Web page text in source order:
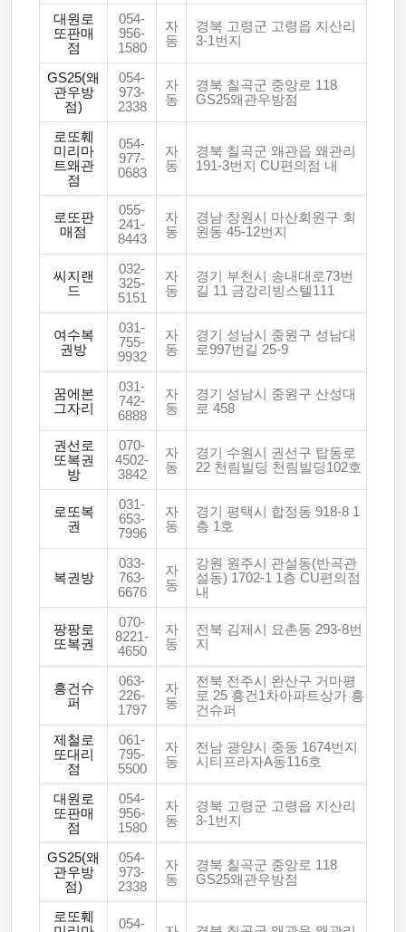
대원로
또판매
점
054-
956-
1580
자
동
경북 고령군 고령읍 지산리
3-1번지
GS25(왜
관우방
점)
054-
973-
2338
자
동
경북 칠곡군 중앙로 118
GS25왜관우방점
로또훼
미리마
트왜관
점
054-
977-
0683
자
동
경북 칠곡군 왜관읍 왜관리
191-3번지 CU편의점 내
로또판
매점
055-
241-
8443
자
동
경남 창원시 마산회원구 회
원동 45-12번지
씨지랜
드
032-
325-
5151
자
동
경기 부천시 송내대로73번
길 11 금강리빙스텔111
여수복
권방
031-
755-
9932
자
동
경기 성남시 중원구 성남대
로997번길 25-9
꿈에본
그자리
031-
742-
6888
자
동
경기 성남시 중원구 산성대
로 458
권선로
또복권
방
070-
4502-
3842
자
동
경기 수원시 권선구 탑동로
22 천림빌딩 천림빌딩102호
로또복
권
031-
653-
7996
자
동
경기 평택시 합정동 918-8 1
층 1호
복권방
033-
763-
6676
자
동
강원 원주시 관설동(반곡관
설동) 1702-1 1층 CU편의점
내
팡팡로
또복권
070-
8221-
4650
자
동
전북 김제시 요촌동 293-8번
지
흥건슈
퍼
063-
226-
1797
자
동
전북 전주시 완산구 거마평
로 25 흥건1차아파트상가 흥
건슈퍼
제철로
또대리
점
061-
795-
5500
자
동
전남 광양시 중동 1674번지
시티프라자A동116호
대원로
또판매
점
054-
956-
1580
자
동
경북 고령군 고령읍 지산리
3-1번지
GS25(왜
관우방
점)
054-
973-
2338
자
동
경북 칠곡군 중앙로 118
GS25왜관우방점
로또훼
054-